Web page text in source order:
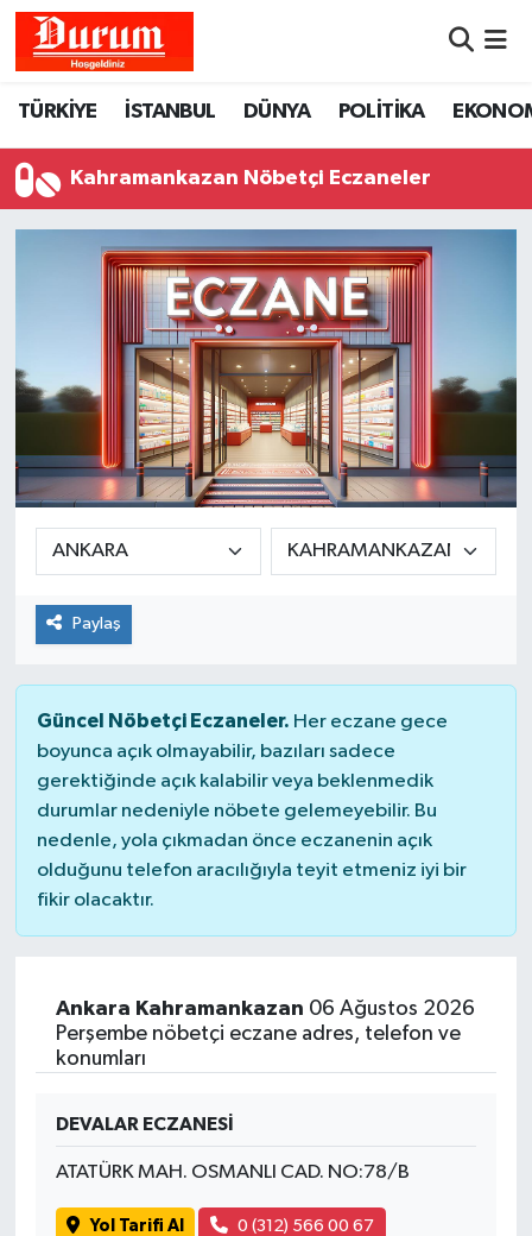
TÜRKİYE İSTANBUL DÜNYA POLİTİKA
Kahramankazan Nöbetçi Eczaneler
Paylaş
Güncel Nöbetçi Eczaneler. Her eczane gece
boyunca açık olmayabilir, bazıları sadece
gerektiğinde açık kalabilir veya beklenmedik
durumlar nedeniyle nöbete gelemeyebilir. Bu
nedenle, yola çıkmadan önce eczanenin açık
olduğunu telefon aracılığıyla teyit etmeniz iyi bir
fikir olacaktır.
Ankara Kahramankazan 06 Ağustos 2026
Perşembe nöbetçi eczane adres, telefon ve
konumları
DEVALAR ECZANESİ
ATATÜRK MAH. OSMANLI CAD. NO:78/B
Yol Tarifi Al 0 (312) 566 00 67
Hava Durumu
Namaz Vakitleri
Trafik Durumu
Süper Lig Puan Durumu ve Fikstür
Tüm Manşetler
Son Dakika Haberleri
Haber Arşivi